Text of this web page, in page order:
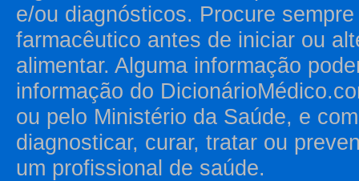
e/ou diagnósticos. Procure
farmacêutico antes de iniciar ou
alimentar. Alguma informação
informação do
ou pelo Ministério da Saúde, e
diagnosticar, curar, tratar ou
um profissional de saúde.